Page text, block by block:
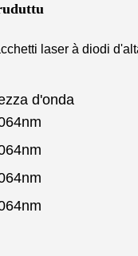
laser à diodi
d'onda